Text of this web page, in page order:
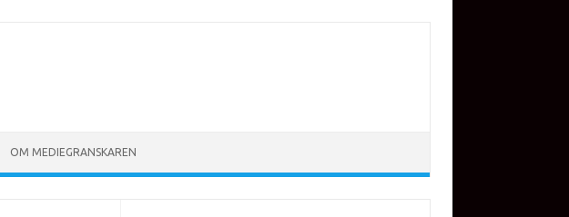
OM MEDIEGRANSKAREN